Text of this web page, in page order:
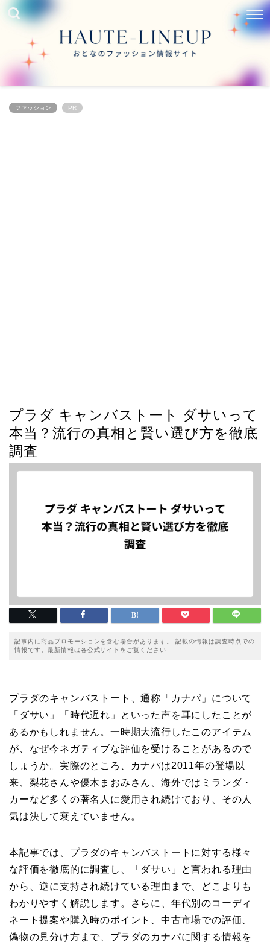
ファッション PR
プラダ キャンバストート ダサいって
本当？流行の真相と賢い選び方を徹底
調査
記事内に商品プロモーションを含む場合があります。 記載の情報は調査時点での
情報です。最新情報は各公式サイトをご覧ください
プラダのキャンバストート、通称「カナパ」について
「ダサい」「時代遅れ」といった声を耳にしたことが
あるかもしれません。一時期大流行したこのアイテム
が、なぜ今ネガティブな評価を受けることがあるので
しょうか。実際のところ、カナパは2011年の登場以
来、梨花さんや優木まおみさん、海外ではミランダ・
カーなど多くの著名人に愛用され続けており、その人
気は決して衰えていません。
本記事では、プラダのキャンバストートに対する様々
な評価を徹底的に調査し、「ダサい」と言われる理由
から、逆に支持され続けている理由まで、どこよりも
わかりやすく解説します。さらに、年代別のコーディ
ネート提案や購入時のポイント、中古市場での評価、
偽物の見分け方まで、プラダのカナパに関する情報を